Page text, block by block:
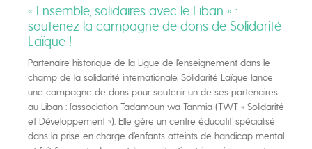
« Ensemble, solidaires avec le Liban » :
soutenez la campagne de dons de Solidarité
Laïque !
Partenaire historique de la Ligue de l’enseignement dans le
champ de la solidarité internationale, Solidarité Laïque lance
une campagne de dons pour soutenir un de ses partenaires
au Liban : l’association Tadamoun wa Tanmia (TWT « Solidarité
et Développement »). Elle gère un centre éducatif spécialisé
dans la prise en charge d’enfants atteints de handicap mental